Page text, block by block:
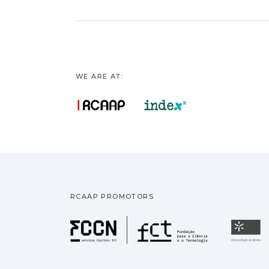
WE ARE AT:
RCAAP PROMOTORS
Fundação